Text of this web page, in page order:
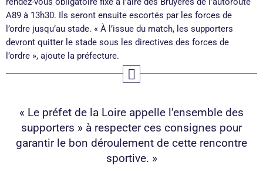
A89 à 13h30. Ils seront ensuite escortés par les forces de
l’ordre jusqu’au stade. « À l’issue du match, les supporters
devront quitter le stade sous les directives des forces de
l’ordre », ajoute la préfecture.
« Le préfet de la Loire appelle l’ensemble des
supporters » à respecter ces consignes pour
garantir le bon déroulement de cette rencontre
sportive. »